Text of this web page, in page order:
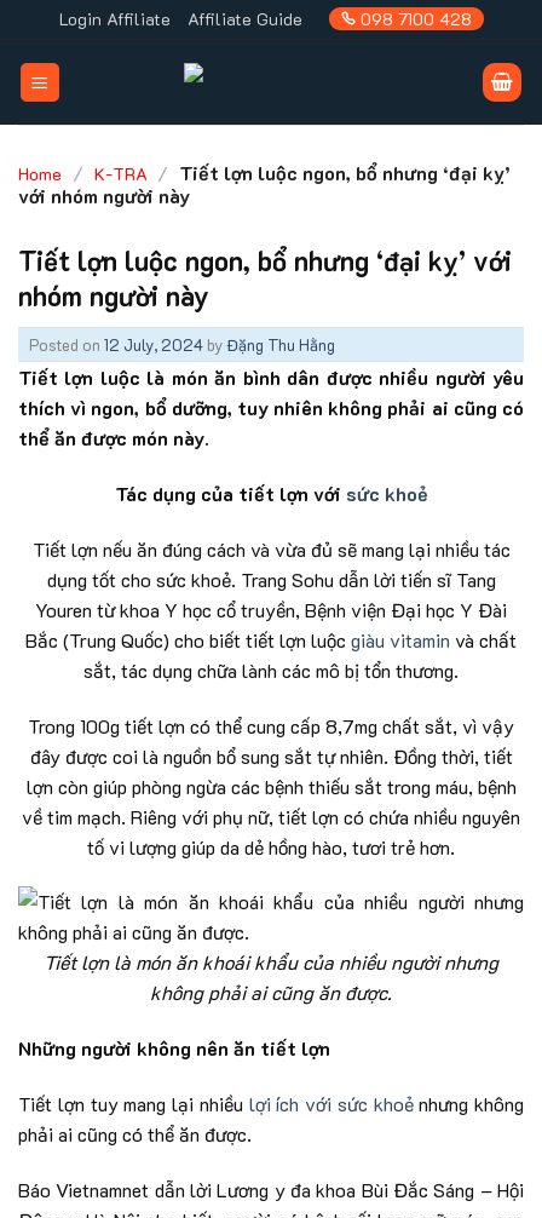
to
content
Login Affiliate Affiliate Guide 098 7100 428
Home / K-TRA / Tiết lợn luộc ngon, bổ nhưng ‘đại kỵ’
với nhóm người này
Tiết lợn luộc ngon, bổ nhưng ‘đại kỵ’ với
nhóm người này
Posted on 12 July, 2024 byĐặng Thu Hằng
Tiết lợn luộc là món ăn bình dân được nhiều người yêu
thích vì ngon, bổ dưỡng, tuy nhiên không phải ai cũng có
thể ăn được món này.
Tác dụng của tiết lợn với sức khoẻ
Tiết lợn nếu ăn đúng cách và vừa đủ sẽ mang lại nhiều tác
dụng tốt cho sức khoẻ. Trang Sohu dẫn lời tiến sĩ Tang
Youren từ khoa Y học cổ truyền, Bệnh viện Đại học Y Đài
Bắc (Trung Quốc) cho biết tiết lợn luộc giàu vitamin và chất
sắt, tác dụng chữa lành các mô bị tổn thương.
Trong 100g tiết lợn có thể cung cấp 8,7mg chất sắt, vì vậy
đây được coi là nguồn bổ sung sắt tự nhiên. Đồng thời, tiết
lợn còn giúp phòng ngừa các bệnh thiếu sắt trong máu, bệnh
về tim mạch. Riêng với phụ nữ, tiết lợn có chứa nhiều nguyên
tố vi lượng giúp da dẻ hồng hào, tươi trẻ hơn.
Tiết lợn là món ăn khoái khẩu của nhiều người nhưng
không phải ai cũng ăn được.
Những người không nên ăn tiết lợn
Tiết lợn tuy mang lại nhiều lợi ích với sức khoẻnhưng không
phải ai cũng có thể ăn được.
Báo Vietnamnet dẫn lời Lương y đa khoa Bùi Đắc Sáng – Hội